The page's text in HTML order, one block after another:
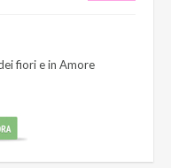
fiori e in Amore